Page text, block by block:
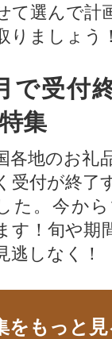
て選んで計
りましょう
で受付
集
各地のお礼
受付が終了
た。今か
す！旬や期
逃しなく！
をもっと